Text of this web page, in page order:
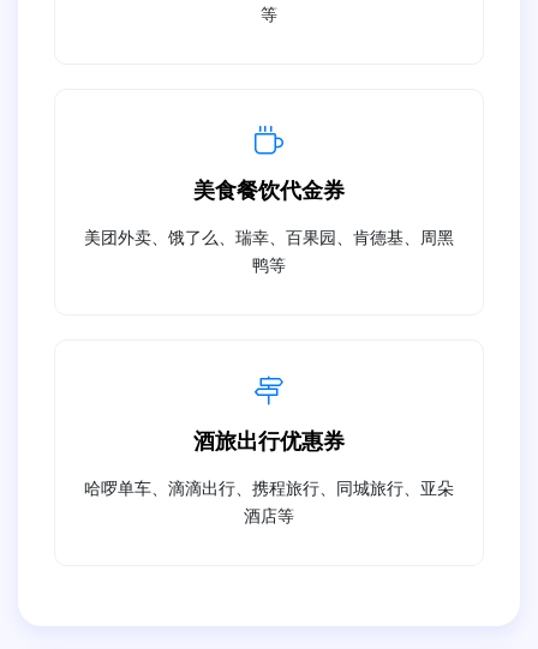
等
美食餐饮代金券
美团外卖、饿了么、瑞幸、百果园、肯德基、周黑
鸭等
酒旅出行优惠券
哈啰单车、滴滴出行、携程旅行、同城旅行、亚朵
酒店等